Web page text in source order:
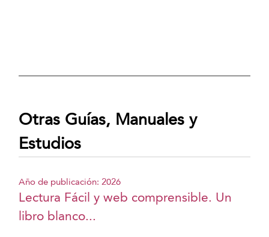
Otras Guías, Manuales y
Estudios
Año de publicación: 2026
Lectura Fácil y web comprensible. Un
libro blanco...